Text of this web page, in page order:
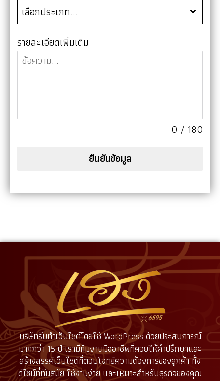
เลือกประเภท...
รายละเอียดเพิ่มเติม
0 / 180
ยืนยันข้อมูล
บริษัทรับทำเว็บไซต์โดยใช้ WordPress ด้วยประสบการณ์
มากกว่า 15 ปี เรามีทีมงานมืออาชีพที่คอยให้คำปรึกษาและ
สร้างสรรค์เว็บไซต์ที่ตอบโจทย์ความต้องการของลูกค้า ทั้ง
ดีไซน์ที่ทันสมัย ใช้งานง่าย และเหมาะสำหรับธุรกิจของคุณ